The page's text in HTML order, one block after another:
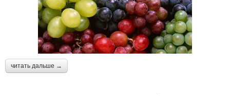
читать дальше →